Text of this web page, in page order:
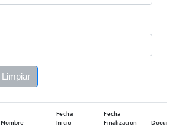
Limpiar
Nombre
Fecha
Inicio
Fecha
Finalización
Documento